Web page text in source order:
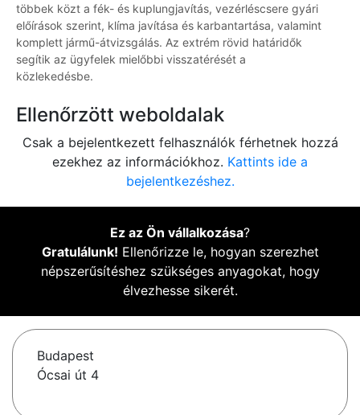
többek közt a fék- és kuplungjavítás, vezérléscsere gyári
előírások szerint, klíma javítása és karbantartása, valamint
komplett jármű-átvizsgálás. Az extrém rövid határidők
segítik az ügyfelek mielőbbi visszatérését a
közlekedésbe.
Ellenőrzött weboldalak
Csak a bejelentkezett felhasználók férhetnek hozzá
ezekhez az információkhoz. Kattints ide a
bejelentkezéshez.
Ez az Ön vállalkozása?
Gratulálunk! Ellenőrizze le, hogyan szerezhet
népszerűsítéshez szükséges anyagokat, hogy
élvezhesse sikerét.
Budapest
Ócsai út 4